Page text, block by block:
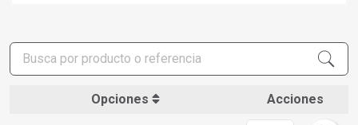
Crear nueva lista
Cancelar Iniciar sesión
Opciones Acciones